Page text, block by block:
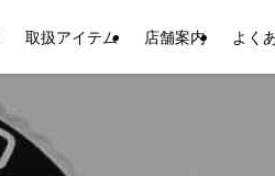
取扱アイテム 店舗案内 よく